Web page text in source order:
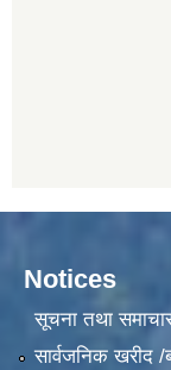
Notices
सूचना तथा
सार्वजनिक खरीद